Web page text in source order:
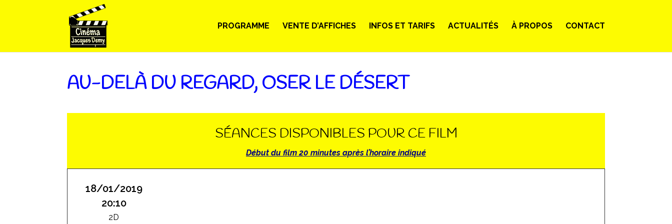
PROGRAMME VENTE D’AFFICHES INFOS ET TARIFS ACTUALITÉS À PROPOS CONTACT
AU-DELÀ DU REGARD, OSER LE DÉSERT
SÉANCES DISPONIBLES POUR CE FILM
Début du film 20 minutes après l’horaire indiqué
18/01/2019
20:10
2D